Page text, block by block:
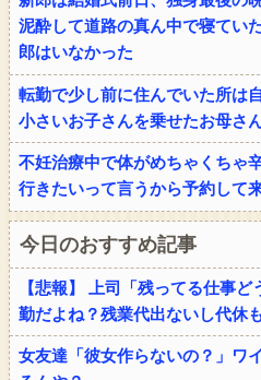
泥酔して道路の真ん中で寝てい
郎はいなかった
転勤で少し前に住んでいた所は
小さいお子さんを乗せたお母さ
不妊治療中で体がめちゃくちゃ
行きたいって言うから予約して
今日のおすすめ記事
【悲報】 上司「残ってる仕事
勤だよね？残業代出ないし代
女友達「彼女作らないの？」ワ